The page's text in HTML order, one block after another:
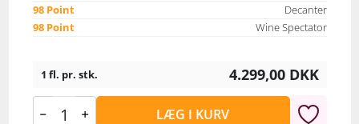
98 Point
Decanter
98 Point
Wine Spectator
1 fl. pr. stk. 4.299,00 DKK
LÆG I KURV